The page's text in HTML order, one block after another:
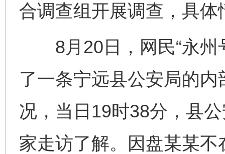
合调查组开展调查，具体
8月20日，网民“永州
了一条宁远县公安局的
况，当日19时38分，县
家走访了解。因盘某某